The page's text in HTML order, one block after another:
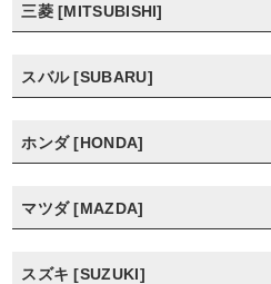
三菱 [MITSUBISHI]
スバル [SUBARU]
ホンダ [HONDA]
マツダ [MAZDA]
スズキ [SUZUKI]